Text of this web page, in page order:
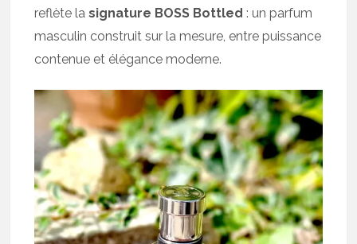
reflète lasignature BOSS Bottled : un parfum
masculin construit sur la mesure, entre puissance
contenue et élégance moderne.